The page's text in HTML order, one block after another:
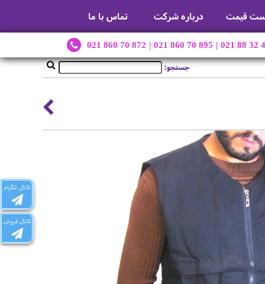
قیمت درباره شرکت تماس با ما
021 860 70 872 | 021 860 70 895 | 021 88 32
کانال تلگرام
کانال فروش
جستجو: